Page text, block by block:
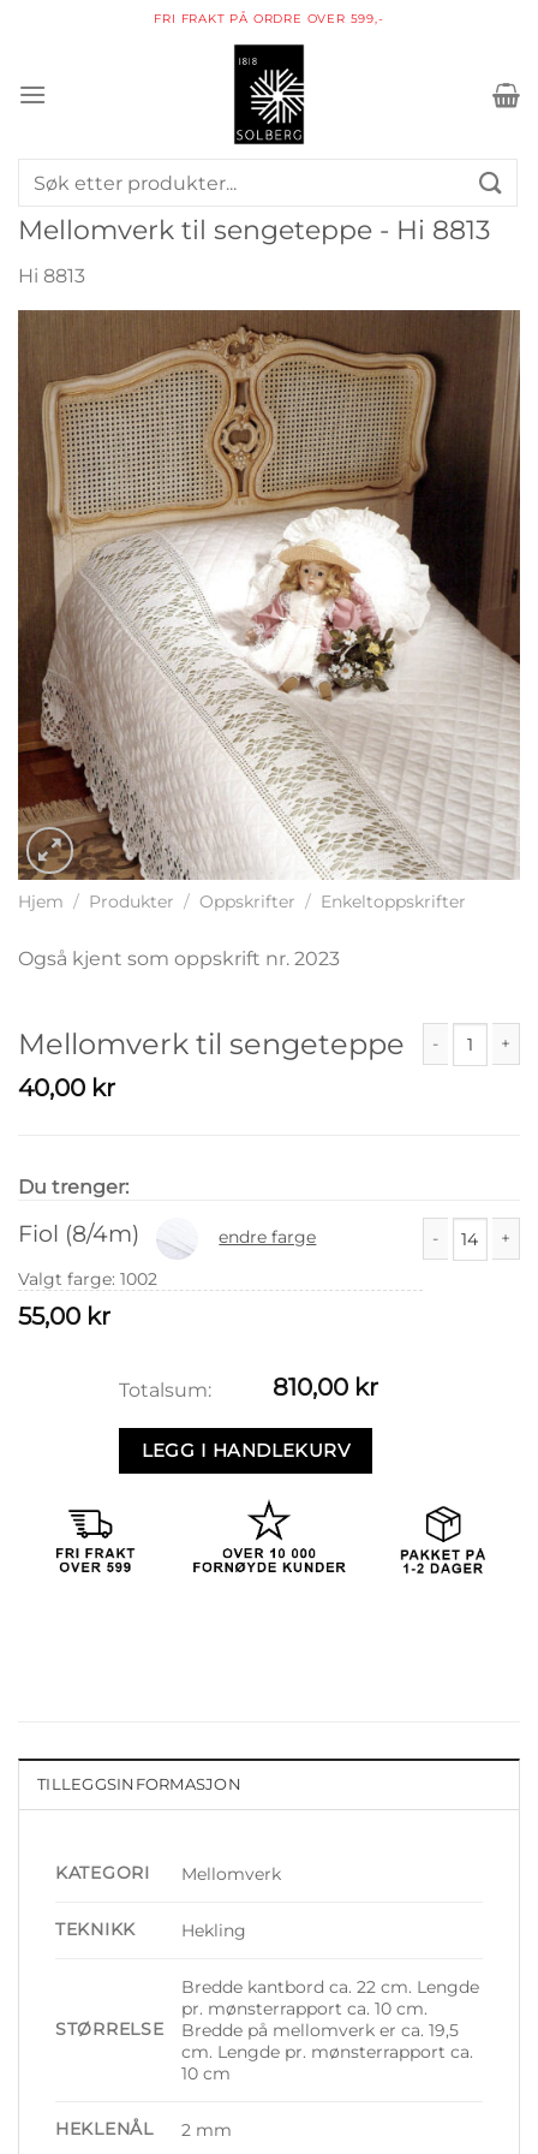
FRI FRAKT PÅ ORDRE OVER 599,-
Søk
etter:
Mellomverk til sengeteppe - Hi 8813
Hi 8813
Hjem / Produkter / Oppskrifter / Enkeltoppskrifter
Også kjent som oppskrift nr. 2023
Mellomverk til sengeteppe
40,00 kr
Du trenger:
Fiol (8/4m)
endre farge
Valgt farge: 1002
55,00 kr
Totalsum: 810,00 kr
LEGG I HANDLEKURV
TILLEGGSINFORMASJON
KATEGORI Mellomverk
TEKNIKK Hekling
STØRRELSE
Bredde kantbord ca. 22 cm. Lengde
pr. mønsterrapport ca. 10 cm.
Bredde på mellomverk er ca. 19,5
cm. Lengde pr. mønsterrapport ca.
10 cm
HEKLENÅL 2 mm